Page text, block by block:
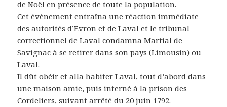
de Noël en présence de toute la population.
Cet évènement entraîna une réaction immédiate
des autorités d’Evron et de Laval et le tribunal
correctionnel de Laval condamna Martial de
Savignac à se retirer dans son pays (Limousin) ou
Laval.
Il dût obéir et alla habiter Laval, tout d’abord dans
une maison amie, puis interné à la prison des
Cordeliers, suivant arrêté du 20 juin 1792.